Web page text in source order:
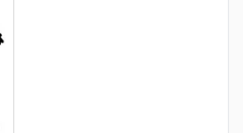
графически. mathematics-